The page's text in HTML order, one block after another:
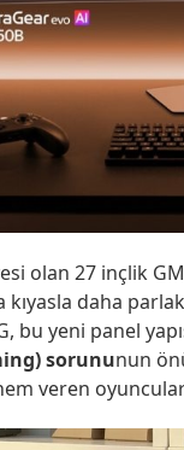
olan 27 inçlik
kıyasla daha
bu yeni panel
sorununun
veren